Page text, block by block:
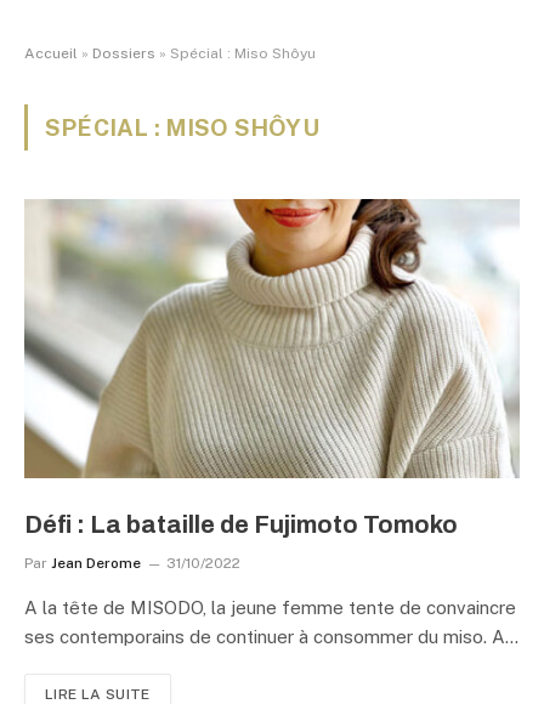
Accueil » Dossiers » Spécial : Miso Shôyu
SPÉCIAL : MISO SHÔYU
Défi : La bataille de Fujimoto Tomoko
Par Jean Derome 31/10/2022
A la tête de MISODO, la jeune femme tente de convaincre
ses contemporains de continuer à consommer du miso. A…
LIRE LA SUITE